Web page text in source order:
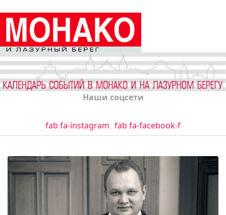
Наши соцсети
fab fa-instagram fab fa-facebook-f